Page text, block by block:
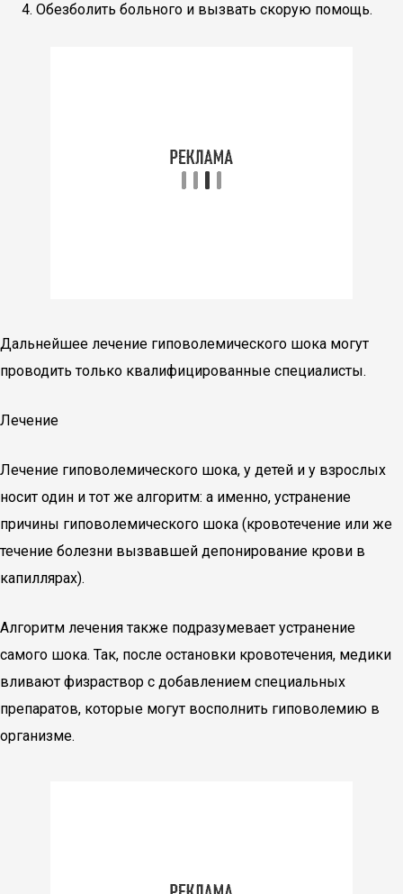
Обезболить больного и вызвать скорую помощь.
Дальнейшее лечение гиповолемического шока могут
проводить только квалифицированные специалисты.
Лечение
Лечение гиповолемического шока, у детей и у взрослых
носит один и тот же алгоритм: а именно, устранение
причины гиповолемического шока (кровотечение или же
течение болезни вызвавшей депонирование крови в
капиллярах).
Алгоритм лечения также подразумевает устранение
самого шока. Так, после остановки кровотечения, медики
вливают физраствор с добавлением специальных
препаратов, которые могут восполнить гиповолемию в
организме.